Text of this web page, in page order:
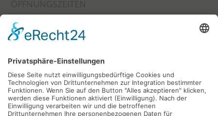
Montag - Freitag 07:00 - 17:00 Uhr
Samstag 07:00 - 12:00 Uhr
FOLGT UNS JETZT AUF: